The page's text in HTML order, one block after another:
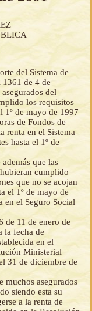
del Sistema de
de 4 de
del
los requisitos
1º de mayo de 1997
de Fondos de
renta en el Sistema
hasta el 1º de
que las
cumplido
que no se acojan
el 1º de mayo de
en el Seguro Social
de 11 de enero de
la fecha de
en el
Ministerial
31 de diciembre de
muchos asegurados
siendo esta su
a la renta de